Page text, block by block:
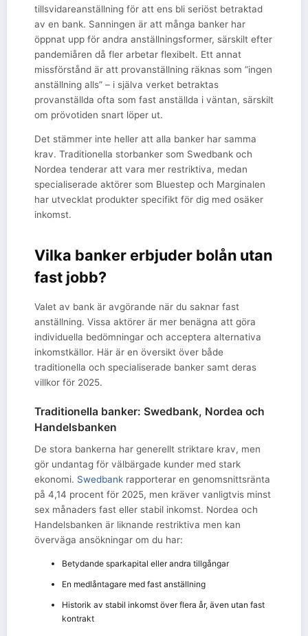
tillsvidareanställning för att ens bli seriöst betraktad
av en bank. Sanningen är att många banker har
öppnat upp för andra anställningsformer, särskilt efter
pandemiåren då fler arbetar flexibelt. Ett annat
missförstånd är att provanställning räknas som ”ingen
anställning alls” – i själva verket betraktas
provanställda ofta som fast anställda i väntan, särskilt
om prövotiden snart löper ut.
Det stämmer inte heller att alla banker har samma
krav. Traditionella storbanker som Swedbank och
Nordea tenderar att vara mer restriktiva, medan
specialiserade aktörer som Bluestep och Marginalen
har utvecklat produkter specifikt för dig med osäker
inkomst.
Vilka banker erbjuder bolån utan
fast jobb?
Valet av bank är avgörande när du saknar fast
anställning. Vissa aktörer är mer benägna att göra
individuella bedömningar och acceptera alternativa
inkomstkällor. Här är en översikt över både
traditionella och specialiserade banker samt deras
villkor för 2025.
Traditionella banker: Swedbank, Nordea och
Handelsbanken
De stora bankerna har generellt striktare krav, men
gör undantag för välbärgade kunder med stark
ekonomi. Swedbank rapporterar en genomsnittsränta
på 4,14 procent för 2025, men kräver vanligtvis minst
sex månaders fast eller stabil inkomst. Nordea och
Handelsbanken är liknande restriktiva men kan
överväga ansökningar om du har:
Betydande sparkapital eller andra tillgångar
En medlåntagare med fast anställning
Historik av stabil inkomst över flera år, även utan fast
kontrakt